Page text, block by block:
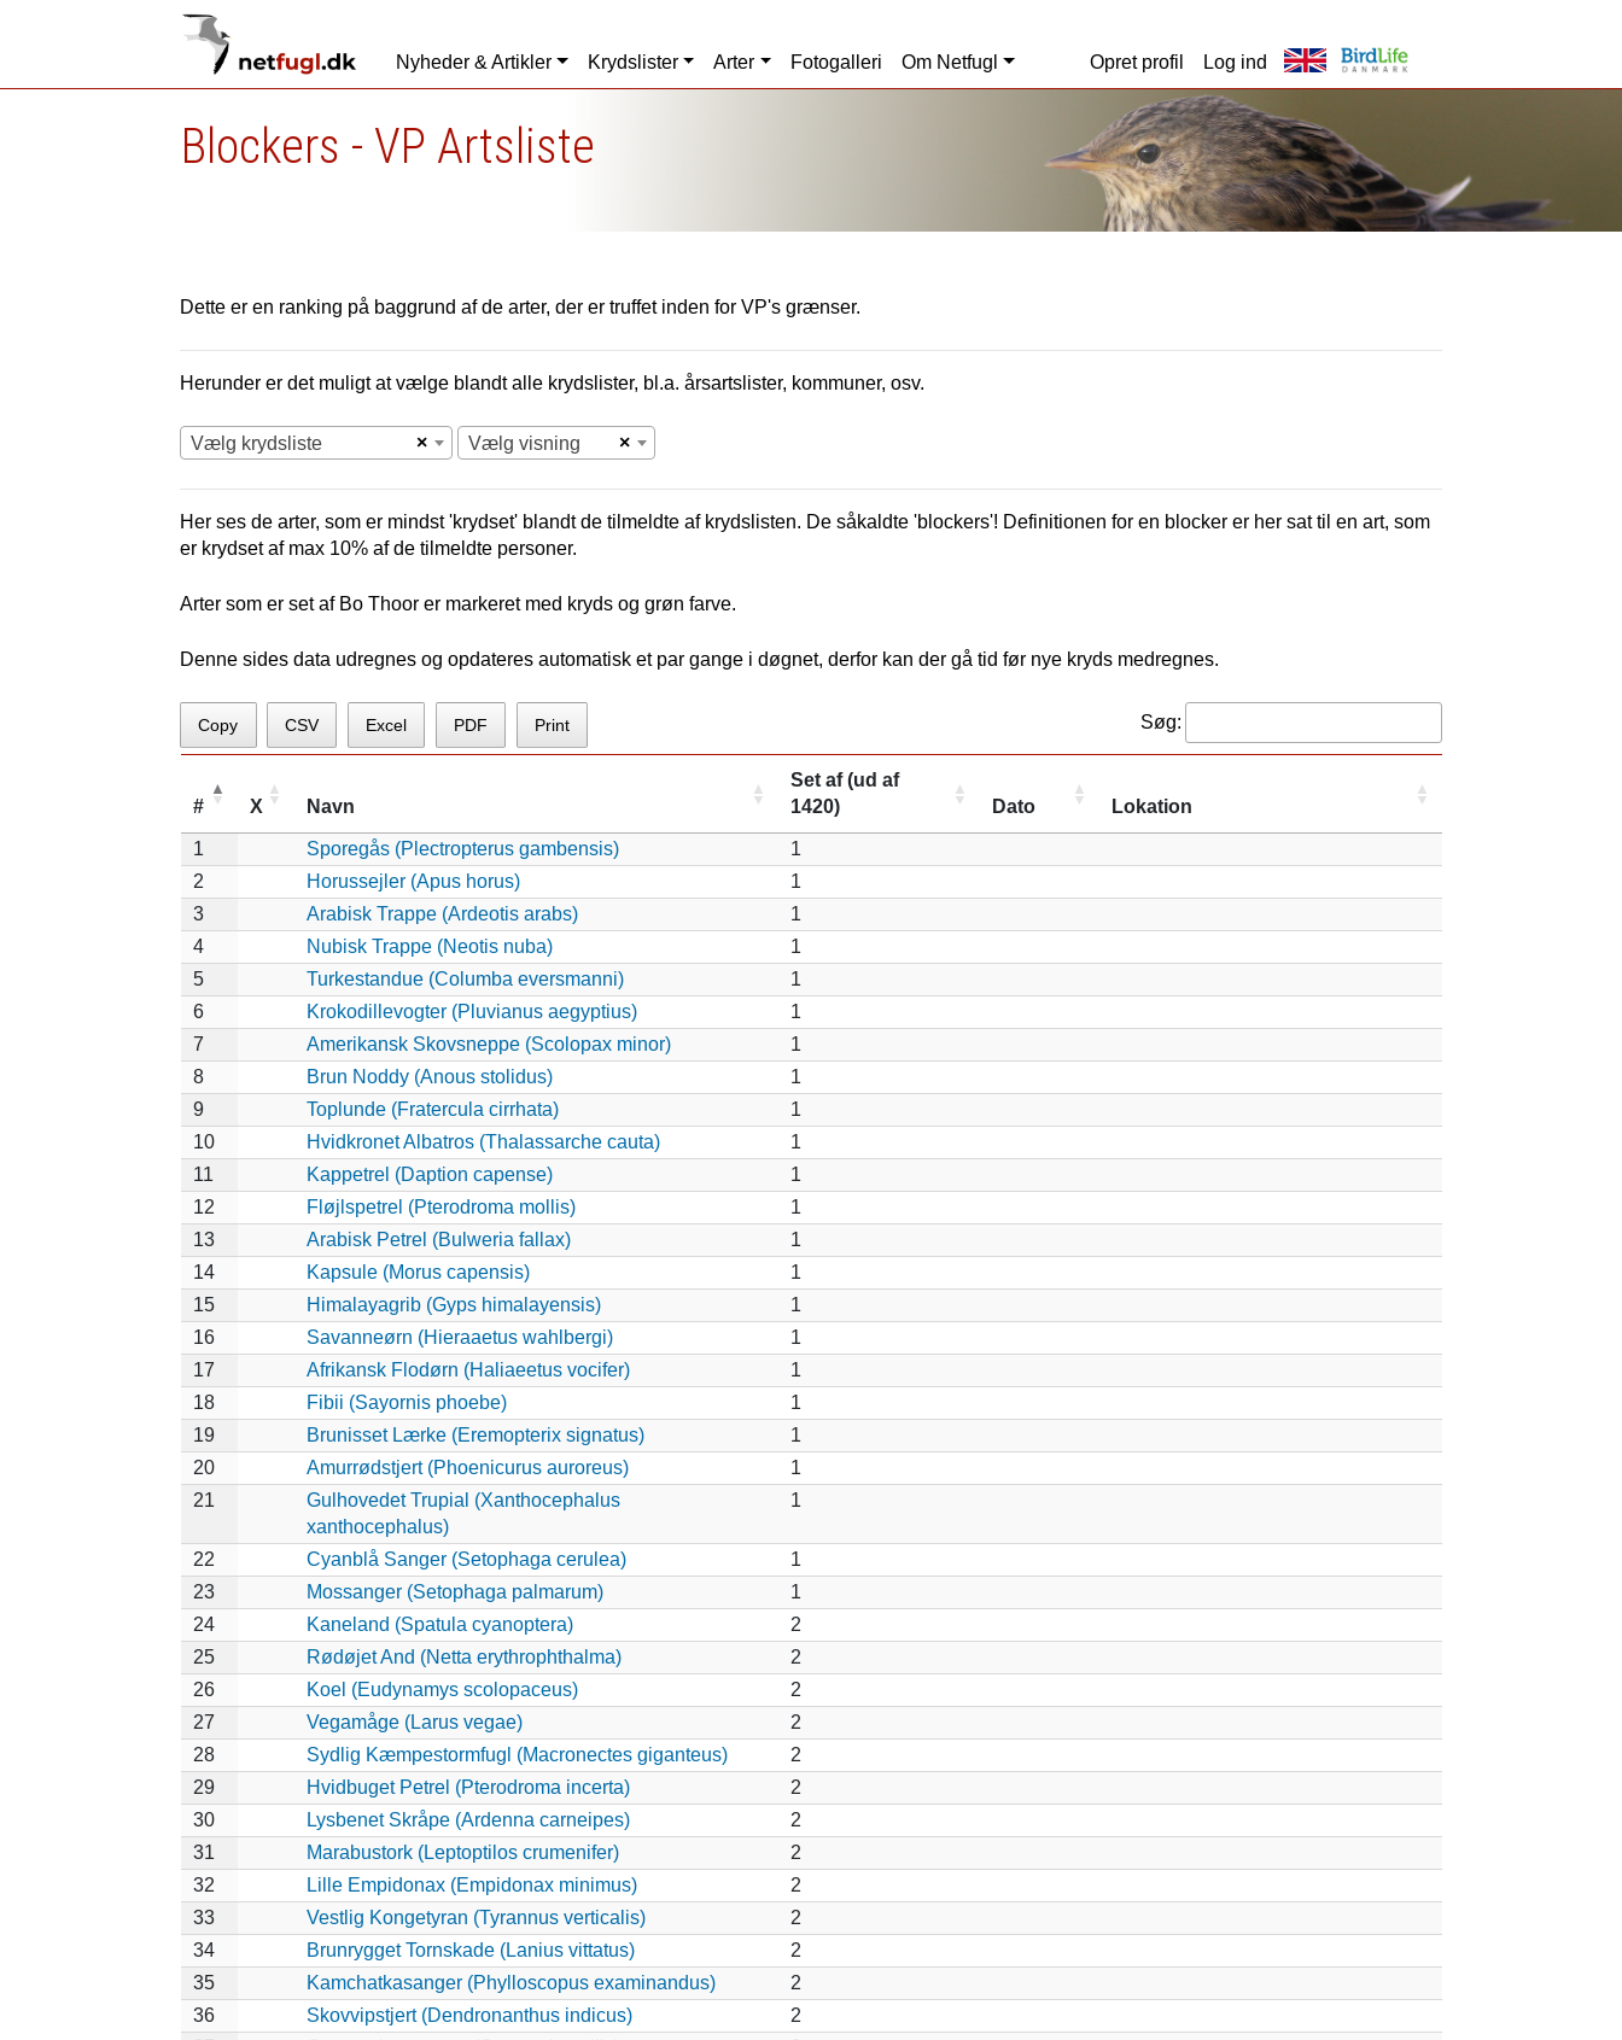
Nyheder & Artikler Krydslister Arter Fotogalleri Om Netfugl Opret profil Log ind
Blockers - VP Artsliste
Dette er en ranking på baggrund af de arter, der er truffet inden for VP's grænser.
Herunder er det muligt at vælge blandt alle krydslister, bl.a. årsartslister, kommuner, osv.
×
Vælg krydsliste ×
Vælg visning
Her ses de arter, som er mindst 'krydset' blandt de tilmeldte af krydslisten. De såkaldte 'blockers'! Definitionen for en blocker er her sat til en art, som
er krydset af max 10% af de tilmeldte personer.
Arter som er set af Bo Thoor er markeret med kryds og grøn farve.
Denne sides data udregnes og opdateres automatisk et par gange i døgnet, derfor kan der gå tid før nye kryds medregnes.
Copy CSV Excel PDF Print Søg:
# X Navn
Set af (ud af
1420)
Dato Lokation
1 Sporegås (Plectropterus gambensis)
1
2
Horussejler (Apus horus)
1
3
Arabisk Trappe (Ardeotis arabs)
1
4
Nubisk Trappe (Neotis nuba)
1
5
Turkestandue (Columba eversmanni)
1
6
Krokodillevogter (Pluvianus aegyptius)
1
7
Amerikansk Skovsneppe (Scolopax minor)
1
8
Brun Noddy (Anous stolidus)
1
9
Toplunde (Fratercula cirrhata)
1
10
Hvidkronet Albatros (Thalassarche cauta)
1
11
Kappetrel (Daption capense)
1
12
Fløjlspetrel (Pterodroma mollis)
1
13
Arabisk Petrel (Bulweria fallax)
1
14
Kapsule (Morus capensis)
1
15
Himalayagrib (Gyps himalayensis)
1
16
Savanneørn (Hieraaetus wahlbergi)
1
17
Afrikansk Flodørn (Haliaeetus vocifer)
1
18
Fibii (Sayornis phoebe)
1
19
Brunisset Lærke (Eremopterix signatus)
1
20
Amurrødstjert (Phoenicurus auroreus)
1
21
Gulhovedet Trupial (Xanthocephalus
xanthocephalus)
1
22 Cyanblå Sanger (Setophaga cerulea)
1
23
Mossanger (Setophaga palmarum)
1
24
Kaneland (Spatula cyanoptera)
2
25
Rødøjet And (Netta erythrophthalma)
2
26
Koel (Eudynamys scolopaceus)
2
27
Vegamåge (Larus vegae)
2
28
Sydlig Kæmpestormfugl (Macronectes giganteus)
2
29
Hvidbuget Petrel (Pterodroma incerta)
2
30
Lysbenet Skråpe (Ardenna carneipes)
2
31
Marabustork (Leptoptilos crumenifer)
2
32
Lille Empidonax (Empidonax minimus)
2
33
Vestlig Kongetyran (Tyrannus verticalis)
2
34
Brunrygget Tornskade (Lanius vittatus)
2
35
Kamchatkasanger (Phylloscopus examinandus)
2
36
Skovvipstjert (Dendronanthus indicus)
2